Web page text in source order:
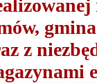
z